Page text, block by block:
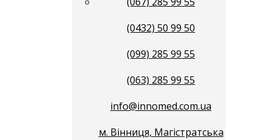
(0432) 50 99 50
(099) 285 99 55
(063) 285 99 55
info@innomed.com.ua
м. Вінниця, Магістратська